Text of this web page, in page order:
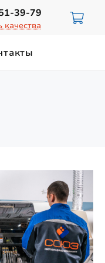
39-79
качества